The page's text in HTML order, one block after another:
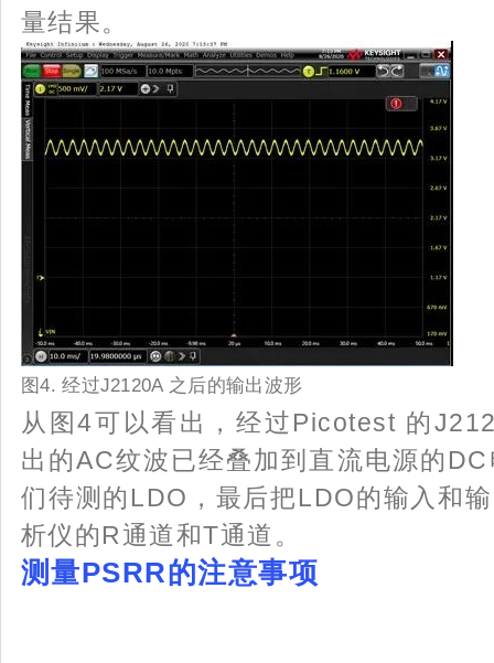
量结果。
图4. 经过J2120A 之后的输出波形
从图4可以看出，经过Picotest 的
出的AC纹波已经叠加到直流电源的
们待测的LDO，最后把LDO的输入和
析仪的R通道和T通道。
测量PSRR的注意事项